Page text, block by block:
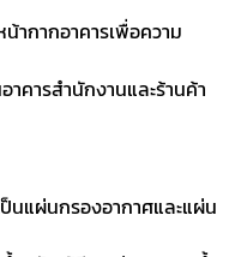
น้ากากอาคารเพื่อความ
อาคารสำนักงานและร้านค้า
ป็นแผ่นกรองอากาศและแผ่น